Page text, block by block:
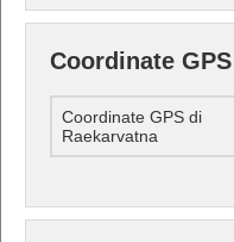
Coordinate
Coordinate GPS di
Raekarvatna